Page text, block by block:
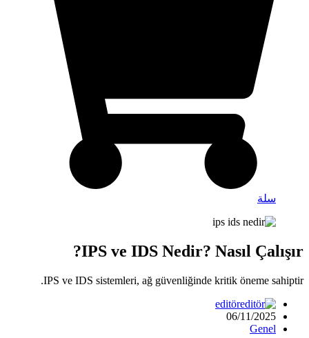
سلة
IPS ve IDS Nedir? Nasıl Çalışır?
IPS ve IDS sistemleri, ağ güvenliğinde kritik öneme sahiptir.
editör
06/11/2025
Genel